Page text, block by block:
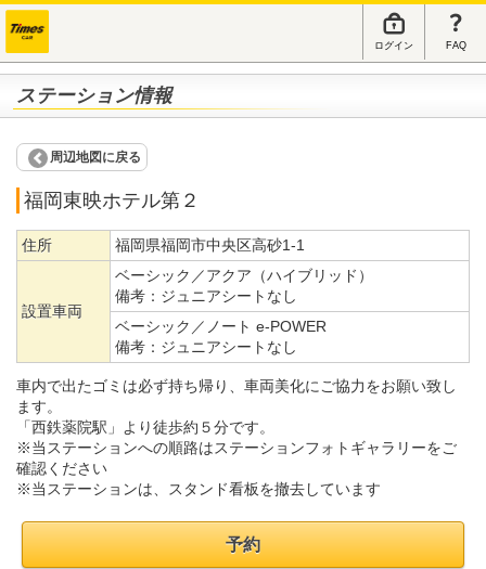
ログイン FAQ
ステーション情報
周辺地図に戻る
福岡東映ホテル第２
住所 福岡県福岡市中央区高砂1-1
設置車両
ベーシック／アクア（ハイブリッド）
備考： ジュニアシートなし
ベーシック／ノート e-POWER
備考： ジュニアシートなし
車内で出たゴミは必ず持ち帰り、車両美化にご協力をお願い致し
ます。
「西鉄薬院駅」より徒歩約５分です。
※当ステーションへの順路はステーションフォトギャラリーをご
確認ください
※当ステーションは、スタンド看板を撤去しています
予約